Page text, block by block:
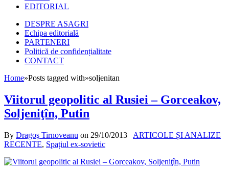
EDITORIAL
DESPRE ASAGRI
Echipa editorială
PARTENERI
Politică de confidențialitate
CONTACT
Home»Posts tagged with»soljenitan
Viitorul geopolitic al Rusiei – Gorceakov,
Soljeniţîn, Putin
By Dragoş Tirnoveanu on 29/10/2013
ARTICOLE ȘI ANALIZE
RECENTE, Spațiul ex-sovietic